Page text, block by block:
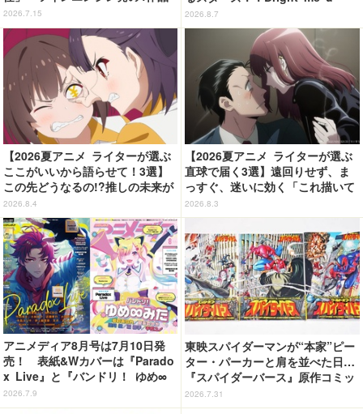
がアニメ界に照らした2026年上半
期の光景
2026.7.15
p!!』と『魔法少女リリカルなのは
EXCEEDS Gun Blaze Vengean
2026.8.7
【2026夏アニメ ライターが選ぶ
ここがいいから語らせて！3選】
この先どうなるの!?推しの未来が
気になりすぎる「鎧真伝サムライ
トルーパー」「乙女怪獣キャラメ
リゼ」「グロウアップショウ 」
2026.8.4
【2026夏アニメ ライターが選ぶ
直球で届く3選】遠回りせず、ま
っすぐ、迷いに効く「これ描いて
死ね」「スーパーの裏でヤニ吸う
ふたり」「正反対な君と僕」
2026.8.3
アニメディア8月号は7月10日発
売！ 表紙&Wカバーは『Parado
x Live』と『バンドリ！ ゆめ∞
みた』！
2026.7.9
東映スパイダーマンが“本家”ピー
ター・パーカーと肩を並べた日…
『スパイダーバース』原作コミッ
クにレオパルドンが登場！【おす
すめマンガ手帖】
2026.7.31